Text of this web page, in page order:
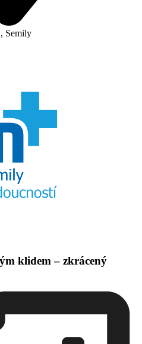
Semily
klidem – zkrácený